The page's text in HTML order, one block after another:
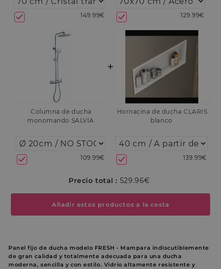
149.99€ 129.99€
Columna de ducha
monomando SALVIA
109.99€
+
Hornacina de ducha CLARIS
blanco
139.99€
Precio total : 529.96€
Añadir estos productos a la cesta
Panel fijo de ducha modelo FRESH - Mampara indiscutiblemente
de gran calidad y totalmente adecuada para una ducha
moderna, sencilla y con estilo. Vidrio altamente resistente y